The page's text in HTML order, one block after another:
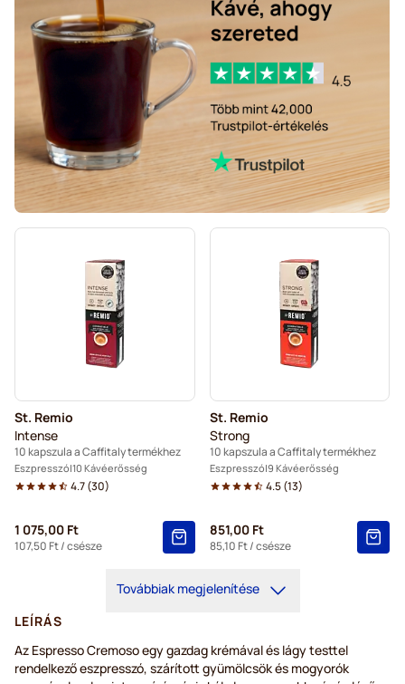
St. Remio
Intense
10 kapszula a Caffitaly termékhez
Eszpresszó 10 Kávéerősség
4.7(30)
1 075,00 Ft
107,50 Ft/ csésze
St. Remio
Strong
10 kapszula a Caffitaly termékhez
Eszpresszó 9 Kávéerősség
4.5(13)
851,00 Ft
85,10 Ft/ csésze
Továbbiak megjelenítése
LEÍRÁS
Az Espresso Cremoso egy gazdag krémával és lágy testtel
rendelkező eszpresszó, szárított gyümölcsök és mogyorók